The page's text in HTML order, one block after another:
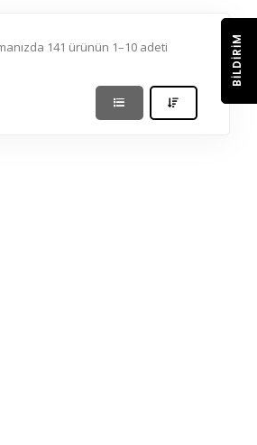
141 ürünün 1–10 adeti
BILDIRIM